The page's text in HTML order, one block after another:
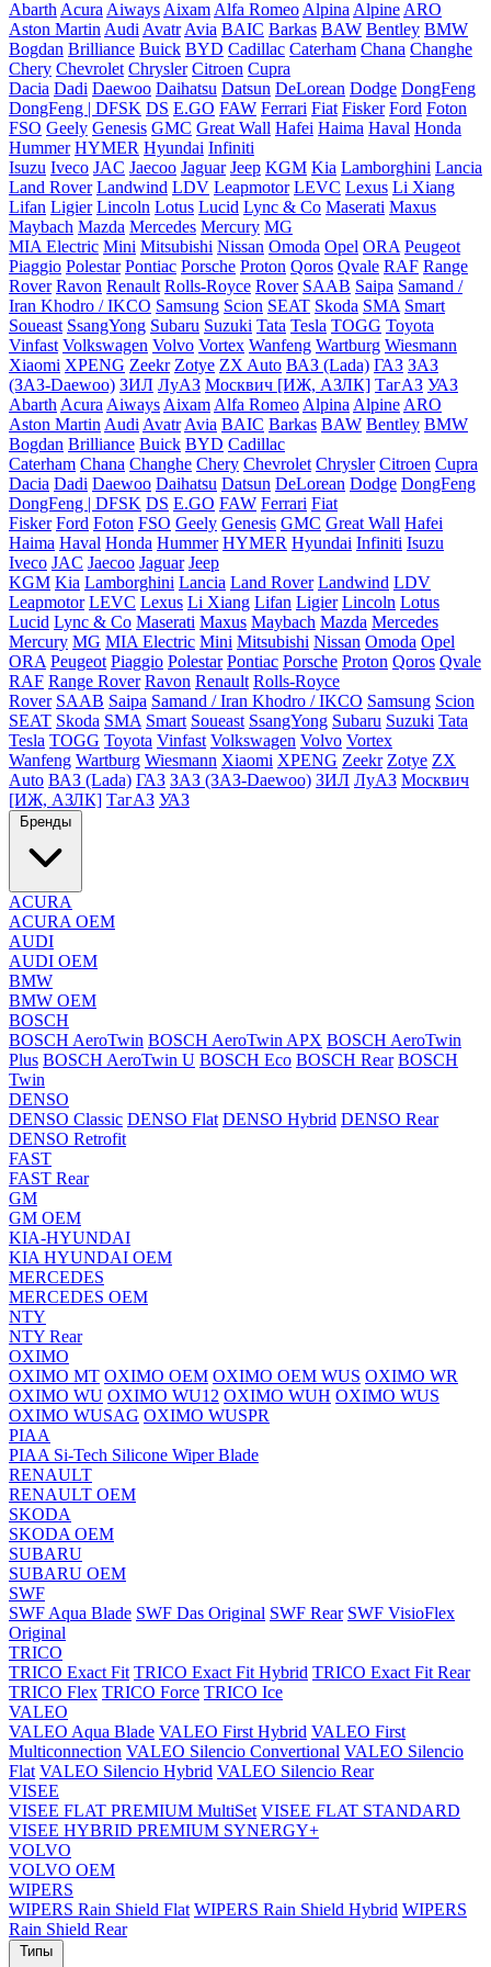
Abarth Acura Aiways Aixam Alfa Romeo Alpina Alpine ARO
Aston Martin Audi Avatr Avia BAIC Barkas BAW Bentley BMW
Bogdan Brilliance Buick BYD Cadillac Caterham Chana Changhe
Chery Chevrolet Chrysler Citroen Cupra
Dacia Dadi Daewoo Daihatsu Datsun DeLorean Dodge DongFeng
DongFeng | DFSK DS E.GO FAW Ferrari Fiat Fisker Ford Foton
FSO Geely Genesis GMC Great Wall Hafei Haima Haval Honda
Hummer HYMER Hyundai Infiniti
Isuzu Iveco JAC Jaecoo Jaguar Jeep KGM Kia Lamborghini Lancia
Land Rover Landwind LDV Leapmotor LEVC Lexus Li Xiang
Lifan Ligier Lincoln Lotus Lucid Lync & Co Maserati Maxus
Maybach Mazda Mercedes Mercury MG
MIA Electric Mini Mitsubishi Nissan Omoda Opel ORA Peugeot
Piaggio Polestar Pontiac Porsche Proton Qoros Qvale RAF Range
Rover Ravon Renault Rolls-Royce Rover SAAB Saipa Samand /
Iran Khodro / IKCO Samsung Scion SEAT Skoda SMA Smart
Soueast SsangYong Subaru Suzuki Tata Tesla TOGG Toyota
Vinfast Volkswagen Volvo Vortex Wanfeng Wartburg Wiesmann
Xiaomi XPENG Zeekr Zotye ZX Auto ВАЗ (Lada) ГАЗ ЗАЗ
(ЗАЗ-Daewoo) ЗИЛ ЛуАЗ Москвич [ИЖ, АЗЛК] ТагАЗ УАЗ
Abarth Acura Aiways Aixam Alfa Romeo Alpina Alpine ARO
Aston Martin Audi Avatr Avia BAIC Barkas BAW Bentley BMW
Bogdan Brilliance Buick BYD Cadillac
Caterham Chana Changhe Chery Chevrolet Chrysler Citroen Cupra
Dacia Dadi Daewoo Daihatsu Datsun DeLorean Dodge DongFeng
DongFeng | DFSK DS E.GO FAW Ferrari Fiat
Fisker Ford Foton FSO Geely Genesis GMC Great Wall Hafei
Haima Haval Honda Hummer HYMER Hyundai Infiniti Isuzu
Iveco JAC Jaecoo Jaguar Jeep
KGM Kia Lamborghini Lancia Land Rover Landwind LDV
Leapmotor LEVC Lexus Li Xiang Lifan Ligier Lincoln Lotus
Lucid Lync & Co Maserati Maxus Maybach Mazda Mercedes
Mercury MG MIA Electric Mini Mitsubishi Nissan Omoda Opel
ORA Peugeot Piaggio Polestar Pontiac Porsche Proton Qoros Qvale
RAF Range Rover Ravon Renault Rolls-Royce
Rover SAAB Saipa Samand / Iran Khodro / IKCO Samsung Scion
SEAT Skoda SMA Smart Soueast SsangYong Subaru Suzuki Tata
Tesla TOGG Toyota Vinfast Volkswagen Volvo Vortex
Wanfeng Wartburg Wiesmann Xiaomi XPENG Zeekr Zotye ZX
Auto ВАЗ (Lada) ГАЗ ЗАЗ (ЗАЗ-Daewoo) ЗИЛ ЛуАЗ Москвич
[ИЖ, АЗЛК] ТагАЗ УАЗ
Бренды
ACURA
ACURA OEM
AUDI
AUDI OEM
BMW
BMW OEM
BOSCH
BOSCH AeroTwin BOSCH AeroTwin APX BOSCH AeroTwin
Plus BOSCH AeroTwin U BOSCH Eco BOSCH Rear BOSCH
Twin
DENSO
DENSO Classic DENSO Flat DENSO Hybrid DENSO Rear
DENSO Retrofit
FAST
FAST Rear
GM
GM OEM
KIA-HYUNDAI
KIA HYUNDAI OEM
MERCEDES
MERCEDES OEM
NTY
NTY Rear
OXIMO
OXIMO MT OXIMO OEM OXIMO OEM WUS OXIMO WR
OXIMO WU OXIMO WU12 OXIMO WUH OXIMO WUS
OXIMO WUSAG OXIMO WUSPR
PIAA
PIAA Si-Tech Silicone Wiper Blade
RENAULT
RENAULT OEM
SKODA
SKODA OEM
SUBARU
SUBARU OEM
SWF
SWF Aqua Blade SWF Das Original SWF Rear SWF VisioFlex
Original
TRICO
TRICO Exact Fit TRICO Exact Fit Hybrid TRICO Exact Fit Rear
TRICO Flex TRICO Force TRICO Ice
VALEO
VALEO Aqua Blade VALEO First Hybrid VALEO First
Multiconnection VALEO Silencio Convertional VALEO Silencio
Flat VALEO Silencio Hybrid VALEO Silencio Rear
VISEE
VISEE FLAT PREMIUM MultiSet VISEE FLAT STANDARD
VISEE HYBRID PREMIUM SYNERGY+
VOLVO
VOLVO OEM
WIPERS
WIPERS Rain Shield Flat WIPERS Rain Shield Hybrid WIPERS
Rain Shield Rear
Типы